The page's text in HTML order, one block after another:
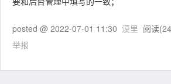
posted @ 2022-07-01 11:30 漠里 阅读(
举报